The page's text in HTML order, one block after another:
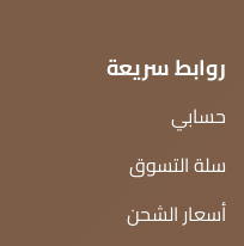
روابط سريعة
حسابي
سلة التسوق
أسعار الشحن